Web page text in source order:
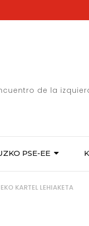
de la
PSE-EE
KARTEL LEHIAKETA